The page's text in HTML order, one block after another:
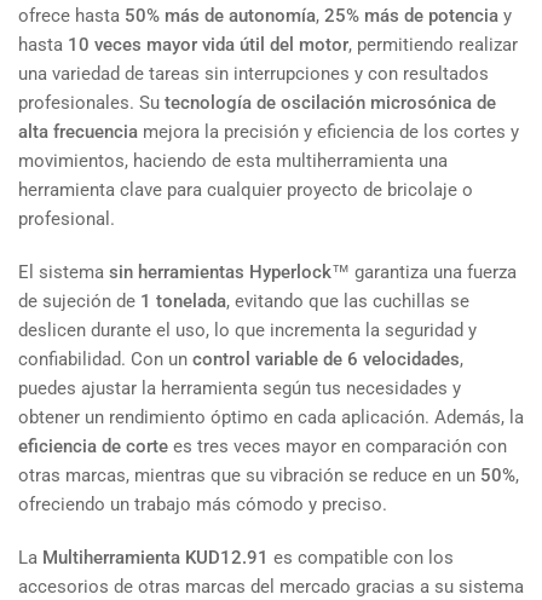
ofrece hasta 50% más de autonomía, 25% más de potencia y
hasta 10 veces mayor vida útil del motor, permitiendo realizar
una variedad de tareas sin interrupciones y con resultados
profesionales. Su tecnología de oscilación microsónica de
alta frecuencia mejora la precisión y eficiencia de los cortes y
movimientos, haciendo de esta multiherramienta una
herramienta clave para cualquier proyecto de bricolaje o
profesional.
El sistema sin herramientas Hyperlock™ garantiza una fuerza
de sujeción de 1 tonelada, evitando que las cuchillas se
deslicen durante el uso, lo que incrementa la seguridad y
confiabilidad. Con un control variable de 6 velocidades,
puedes ajustar la herramienta según tus necesidades y
obtener un rendimiento óptimo en cada aplicación. Además, la
eficiencia de corte es tres veces mayor en comparación con
otras marcas, mientras que su vibración se reduce en un 50%,
ofreciendo un trabajo más cómodo y preciso.
La Multiherramienta KUD12.91 es compatible con los
accesorios de otras marcas del mercado gracias a su sistema